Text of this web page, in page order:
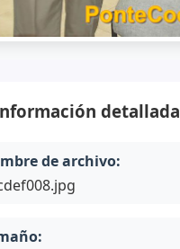
detallada
de archivo: